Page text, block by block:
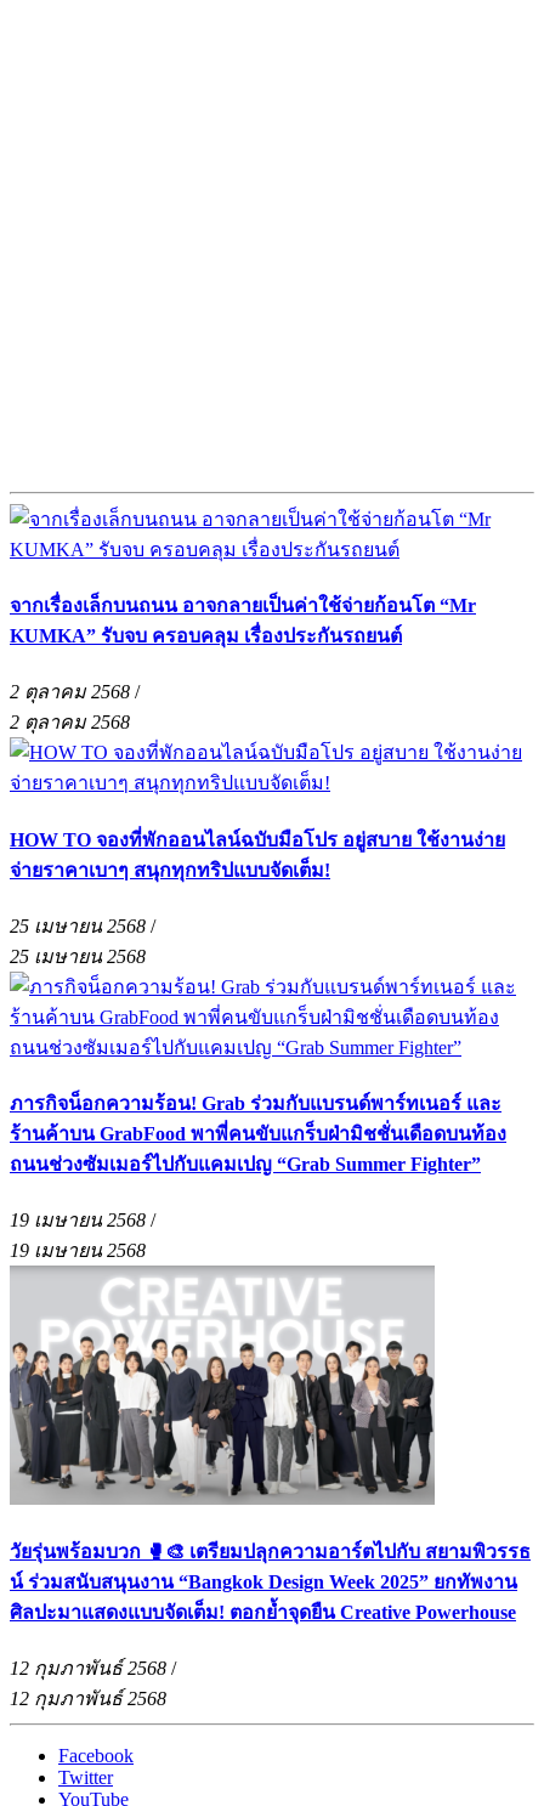
จากเรื่องเล็กบนถนน อาจกลายเป็นค่าใช้จ่ายก้อนโต “Mr
KUMKA” รับจบ ครอบคลุม เรื่องประกันรถยนต์
2 ตุลาคม 2568 /
2 ตุลาคม 2568
HOW TO จองที่พักออนไลน์ฉบับมือโปร อยู่สบาย ใช้งานง่าย
จ่ายราคาเบาๆ สนุกทุกทริปแบบจัดเต็ม!
25 เมษายน 2568 /
25 เมษายน 2568
ภารกิจน็อกความร้อน! Grab ร่วมกับแบรนด์พาร์ทเนอร์ และ
ร้านค้าบน GrabFood พาพี่คนขับแกร็บฝ่ามิชชั่นเดือดบนท้อง
ถนนช่วงซัมเมอร์ไปกับแคมเปญ “Grab Summer Fighter”
19 เมษายน 2568 /
19 เมษายน 2568
วัยรุ่นพร้อมบวก 🥊🎨 เตรียมปลุกความอาร์ตไปกับ สยามพิวรรธ
น์ ร่วมสนับสนุนงาน “Bangkok Design Week 2025” ยกทัพงาน
ศิลปะมาแสดงแบบจัดเต็ม! ตอกย้ำจุดยืน Creative Powerhouse
12 กุมภาพันธ์ 2568 /
12 กุมภาพันธ์ 2568
Facebook
Twitter
YouTube